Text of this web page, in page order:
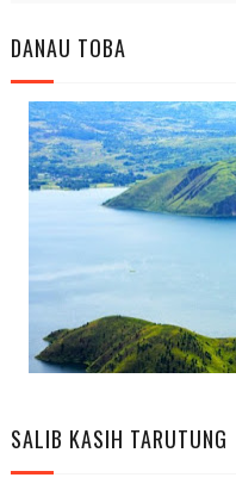
DANAU TOBA
SALIB KASIH TARUTUNG